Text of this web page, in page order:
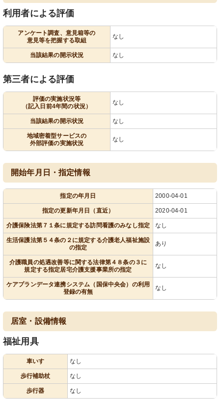
利用者による評価
アンケート調査、意見箱等の
意見等を把握する取組
なし
当該結果の開示状況 なし
第三者による評価
評価の実施状況等
（記入日前4年間の状況）
なし
当該結果の開示状況 なし
地域密着型サービスの
外部評価の実施状況
なし
開始年月日・指定情報
指定の年月日 2000-04-01
指定の更新年月日（直近） 2020-04-01
介護保険法第７１条に規定する訪問看護のみなし指定 なし
生活保護法第５４条の２に規定する介護老人福祉施設
の指定
あり
介護職員の処遇改善等に関する法律第４８条の３に
規定する指定居宅介護支援事業所の指定
なし
ケアプランデータ連携システム（国保中央会）の利用
登録の有無
なし
居室・設備情報
福祉用具
車いす なし
歩行補助杖 なし
歩行器 なし